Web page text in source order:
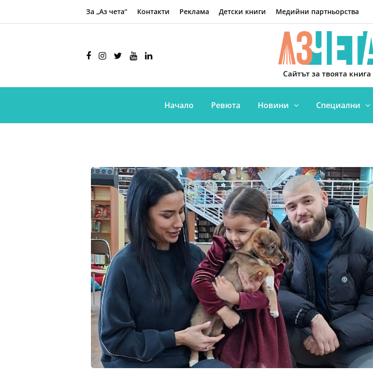
За „Аз чета“ Контакти Реклама Детски книги Медийни партньорства
Сайтът за твоята книга
Начало Ревюта Новини Специални